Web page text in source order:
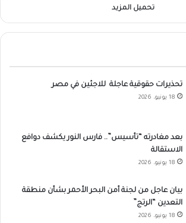
تحميل المزيد
تحذيرات حقوقية عاجلة للاجئين في مصر
18 يونيو، 2026
بعد مغادرته “تأسيس”.. فارس النور يكشف دوافع
الاستقالة
18 يونيو، 2026
بيان عاجل من لجنة أمن البحر الأحمر بشأن منطقة
التعدين “الرتج”
18 يونيو، 2026